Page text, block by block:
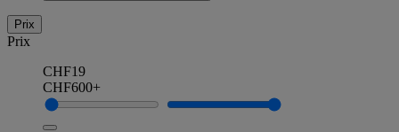
Prix
Prix
CHF19
CHF600+